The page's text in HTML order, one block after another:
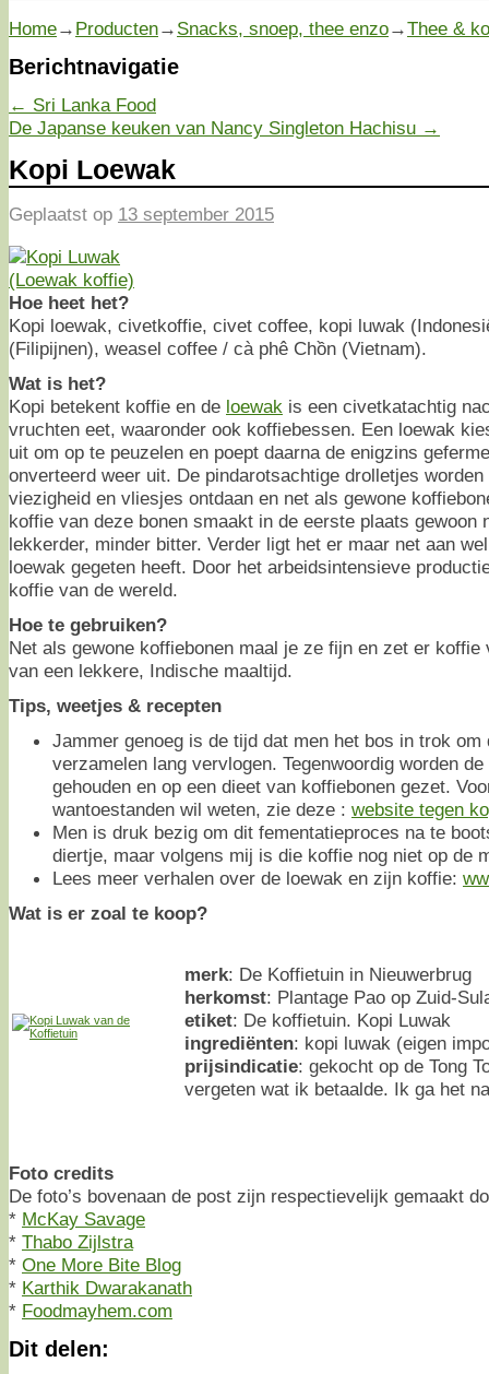
Home→ Producten→ Snacks, snoep, thee enzo→Thee &
Berichtnavigatie
← Sri Lanka Food
De Japanse keuken van Nancy Singleton Hachisu →
Kopi Loewak
Geplaatst op 13 september 2015
Hoe heet het?
Kopi loewak, civetkoffie, civet coffee, kopi luwak
(Filipijnen), weasel coffee / cà phê Chồn (Vietnam).
Wat is het?
Kopi betekent koffie en de loewak is een civetkatachtig
vruchten eet, waaronder ook koffiebessen. Een loewak
uit om op te peuzelen en poept daarna de enigzins
onverteerd weer uit. De pindarotsachtige drolletjes
viezigheid en vliesjes ontdaan en net als gewone
koffie van deze bonen smaakt in de eerste plaats gewoon
lekkerder, minder bitter. Verder ligt het er maar net aan
loewak gegeten heeft. Door het arbeidsintensieve
koffie van de wereld.
Hoe te gebruiken?
Net als gewone koffiebonen maal je ze fijn en zet er
van een lekkere, Indische maaltijd.
Tips, weetjes & recepten
Jammer genoeg is de tijd dat men het bos in trok
verzamelen lang vervlogen. Tegenwoordig worden
gehouden en op een dieet van koffiebonen gezet.
wantoestanden wil weten, zie deze : website tegen
Men is druk bezig om dit fementatieproces na te
diertje, maar volgens mij is die koffie nog niet op de
Lees meer verhalen over de loewak en zijn koffie:
Wat is er zoal te koop?
merk: De Koffietuin in Nieuwerbrug
herkomst: Plantage Pao op Zuid-
etiket: De koffietuin. Kopi Luwak
ingrediënten: kopi luwak (eigen
prijsindicatie: gekocht op de Tong
vergeten wat ik betaalde. Ik ga het
Foto credits
De foto’s bovenaan de post zijn respectievelijk gemaakt
* McKay Savage
* Thabo Zijlstra
* One More Bite Blog
* Karthik Dwarakanath
* Foodmayhem.com
Dit delen: